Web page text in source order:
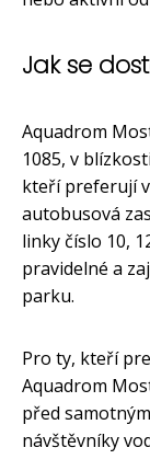
Jak se
Aquadrom
1085, v
kteří preferují
autobusová
linky číslo 10,
pravidelné a
parku.
Pro ty, kteří
Aquadrom
před
návštěvníky